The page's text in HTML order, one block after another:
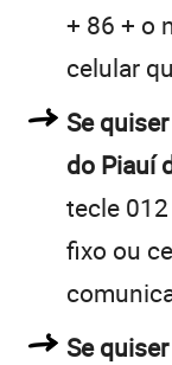
+ 86 + o
celular
Se
do Piauí
tecle
fixo ou
Se